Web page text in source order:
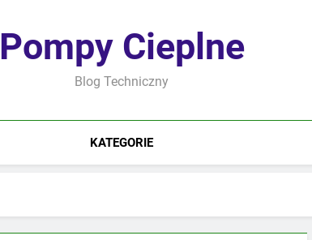
Pompy Cieplne
Blog Techniczny
KATEGORIE